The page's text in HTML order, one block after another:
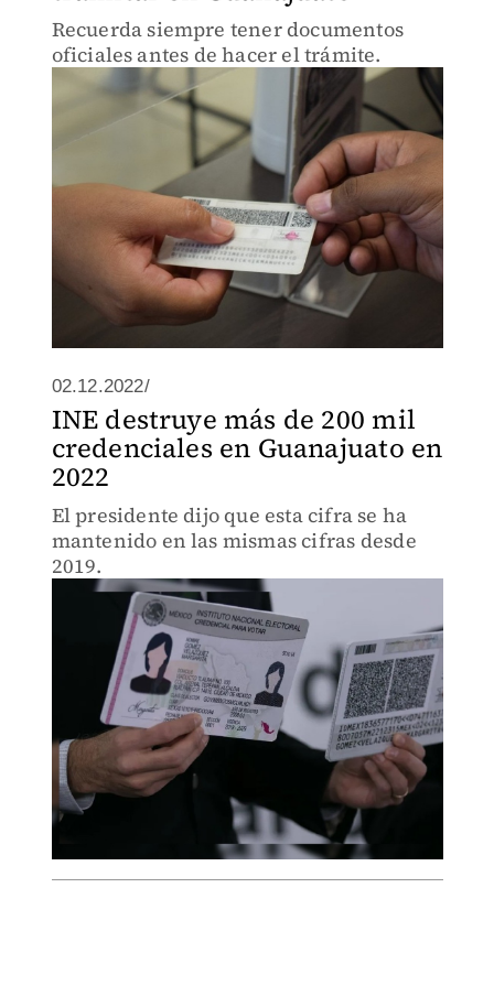
Recuerda siempre tener documentos
oficiales antes de hacer el trámite.
02.12.2022/
INE destruye más de 200 mil
credenciales en Guanajuato en
2022
El presidente dijo que esta cifra se ha
mantenido en las mismas cifras desde
2019.